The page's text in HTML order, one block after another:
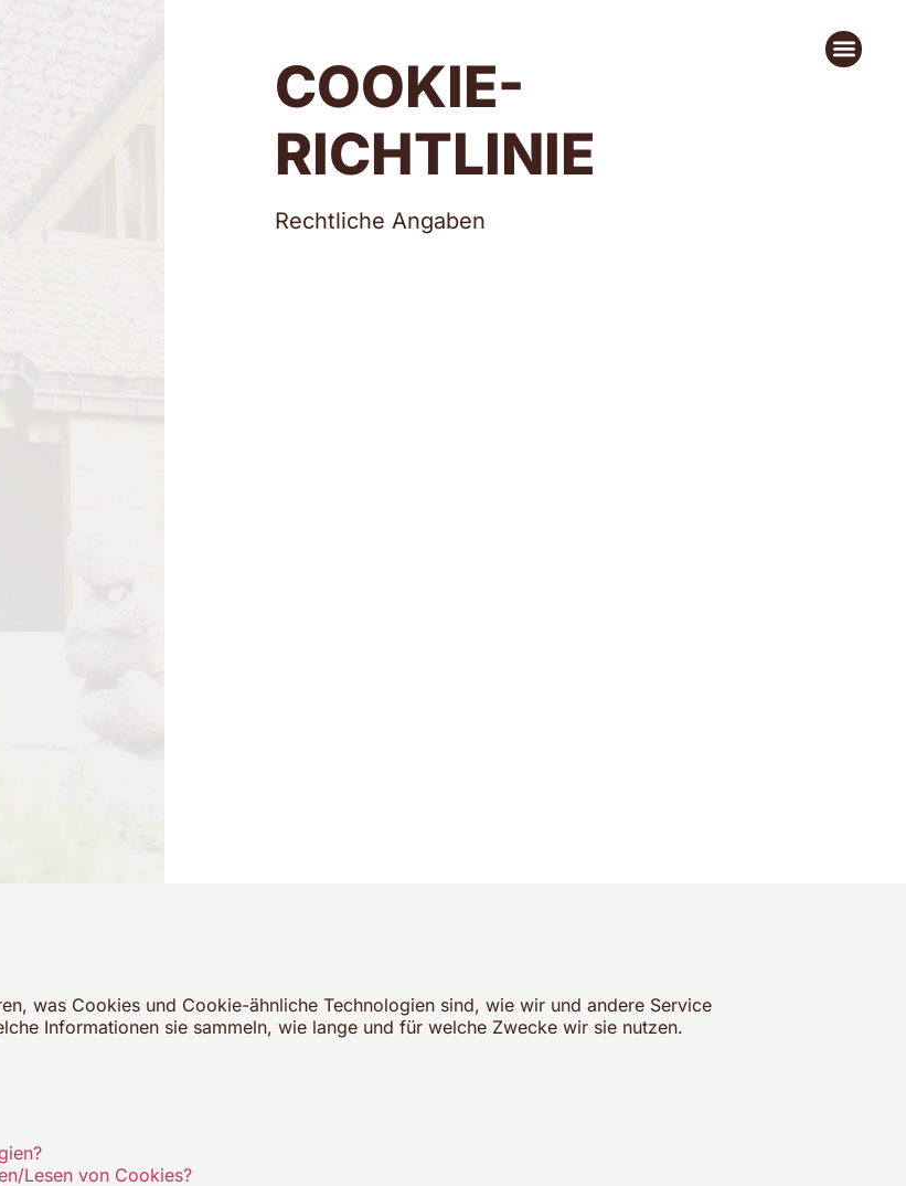
COOKIE-
RICHTLINIE
Rechtliche Angaben
was Cookies und Cookie-ähnliche Technologien sind, wie wir und andere Service
Informationen sie sammeln, wie lange und für welche Zwecke wir sie nutzen.
Lesen von Cookies?